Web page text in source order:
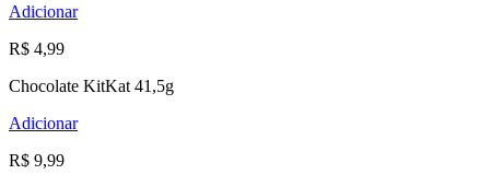
Adicionar
R$ 4,99
Chocolate KitKat 41,5g
Adicionar
R$ 9,99